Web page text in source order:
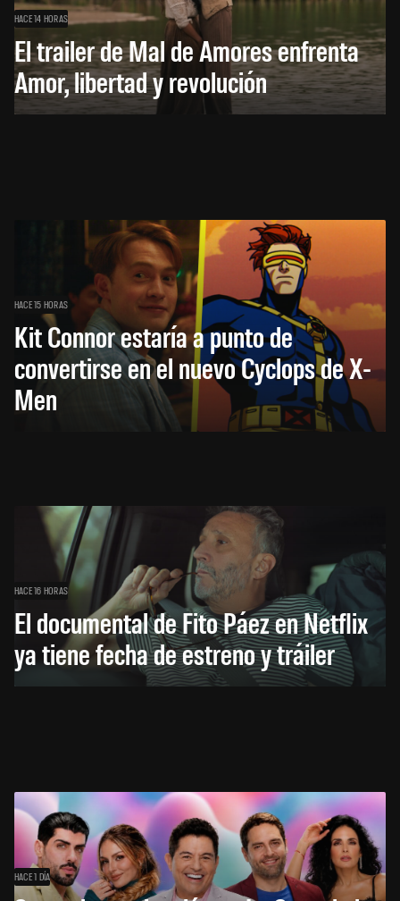
HACE 14 HORAS
El trailer de Mal de Amores enfrenta
Amor, libertad y revolución
HACE 15 HORAS
Kit Connor estaría a punto de
convertirse en el nuevo Cyclops de X-
Men
HACE 16 HORAS
El documental de Fito Páez en Netflix
ya tiene fecha de estreno y tráiler
HACE 1 DÍA